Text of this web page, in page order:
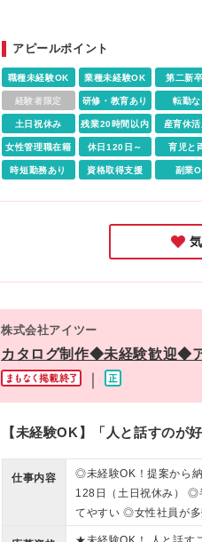
い！ 基礎から学べる研
経験だが将来Webクリ
ョン能力に自信がある
からWeb業界に挑戦し
向上心の高い方 ・勉強
望を持っている方
イターデビュー後は、＋
ィブで還元しています♪
★ ・COBOL経験者 ・
++、C#経験者 ・開発
経験者 （50代以上の⽅
ん。
務・フルリモートワー
ェアハウスを用意し、
がっています／ 今後は
国・四国・九州など 全
ている当社。 「経験を
んな方でも活躍できま
松町、品川、渋谷、立
八王子、東陽町、秋葉
経堂、大森、明大前、
増、目白、都立大学、
アピールポイント
職種未経験OK 業種未経験OK 第二新
経験者限定 研修・教育あり 転勤な
土日祝休み 残業20時間以内 産育休
女性管理職在籍 休日120日～ 育児と
時短勤務あり 資格取得支援 副業
株式会社アイツー
カタログ制作◆未経験歓迎◆
【未経験OK】「人と話すのが
仕事内容
◎未経験OK！提案から
128日（土日祝休み） ◎
てやすい ◎女性社員が
◎第二新卒、ブランクOK